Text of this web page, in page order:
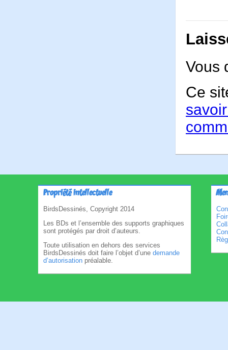
Vous
Ce
Propriété intellectuelle
BirdsDessinés, Copyright 2014
Les BDs et l’ensemble des supports graphiques
sont protégés par droit d’auteurs.
Toute utilisation en dehors des services
BirdsDessinés doit faire l’objet d’une demande
d’autorisation préalable.